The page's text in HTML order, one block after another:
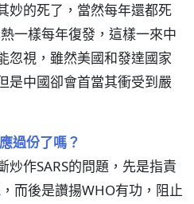
妙的死了，當然每年還都死
一樣每年復發，這樣一來中
忽視，雖然美國和發達國家
是中國卻會首當其衝受到嚴
過份了嗎？
作SARS的問題，先是指責
而後是讚揚WHO有功，阻止